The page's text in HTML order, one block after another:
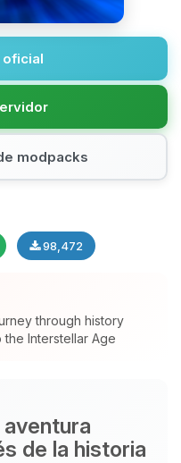
modpacks
98,472
through history
the Interstellar Age
aventura
de la historia
tu pequeno
Cuentame